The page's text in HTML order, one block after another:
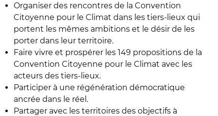
Organiser des rencontres de la Convention
Citoyenne pour le Climat dans les tiers-lieux qui
portent les mêmes ambitions et le désir de les
porter dans leur territoire.
Faire vivre et prospérer les 149 propositions de la
Convention Citoyenne pour le Climat avec les
acteurs des tiers-lieux.
Participer à une régénération démocratique
ancrée dans le réel.
Partager avec les territoires des objectifs à